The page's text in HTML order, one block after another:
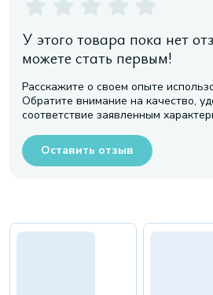
У этого товара пока нет
можете стать первым!
Расскажите о своем опыте
Обратите внимание на качество,
соответствие заявленным
Оставить отзыв